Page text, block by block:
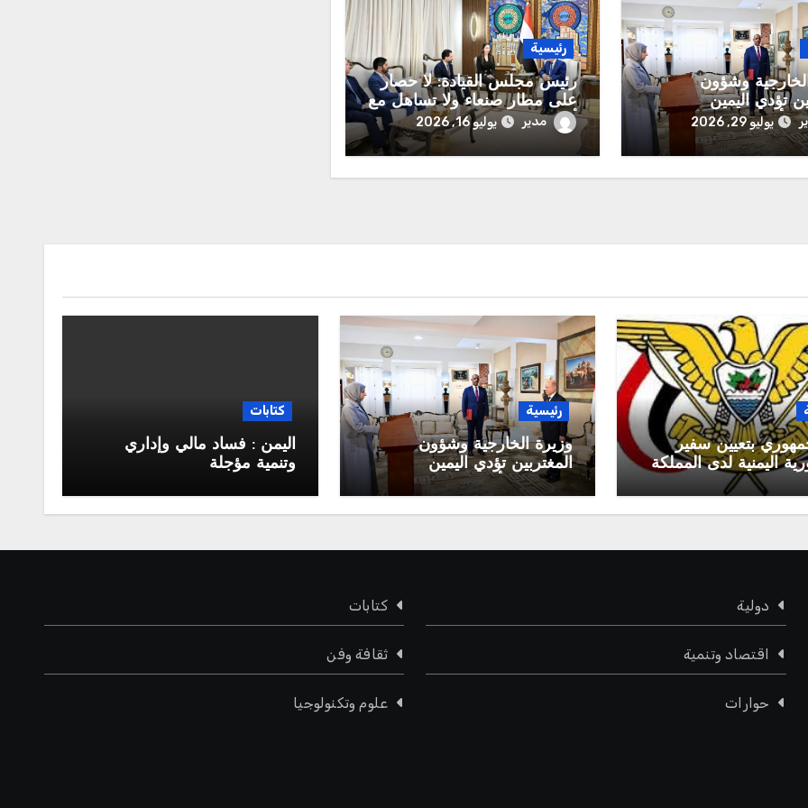
وشؤون
تؤدي اليمين
أمام رئيس مجلس
الرئاسي
يوليو 29, 2026
رئيسية
رئيس مجلس القيادة: لا حصار
على مطار صنعاء ولا تساهل مع
أي تواطؤ جديد لانتهاك السيادة
الوطنية
مدير يوليو 16, 2026
بتعيين سفير
اليمنية لدى المملكة
السعودية
رئيسية
وزيرة الخارجية وشؤون
المغتربين تؤدي اليمين
الدستورية أمام رئيس مجلس
القيادة الرئاسي
كتابات
اليمن : فساد مالي وإداري
وتنمية مؤجلة
دولية
اقتصاد وتنمية
حوارات
كتابات
ثقافة وفن
علوم وتكنولوجيا